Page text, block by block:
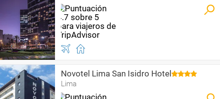
Novotel Lima San Isidro Hotel
Lima